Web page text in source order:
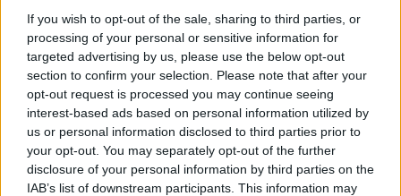
If you wish to opt-out of the sale, sharing to third parties, or
processing of your personal or sensitive information for
targeted advertising by us, please use the below opt-out
section to confirm your selection. Please note that after your
opt-out request is processed you may continue seeing
interest-based ads based on personal information utilized by
us or personal information disclosed to third parties prior to
your opt-out. You may separately opt-out of the further
disclosure of your personal information by third parties on the
IAB’s list of downstream participants. This information may
Levegőn lebegő legelő; mágikus technobékák. A
Recorder új magyar zenéket bemutató rovata.